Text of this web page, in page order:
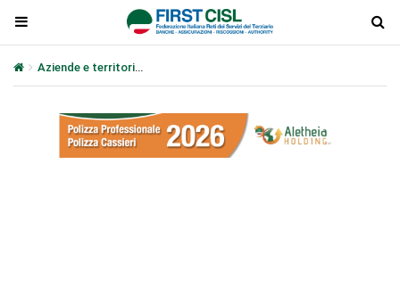
Aziende e territori